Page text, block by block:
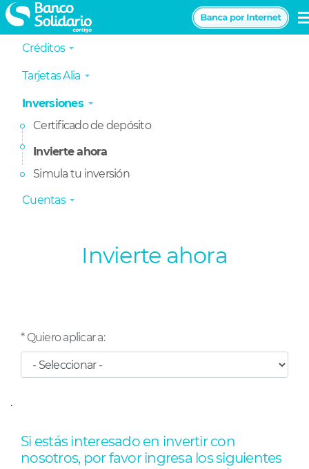
Pasar
al
contenido
Navegación
principal
Créditos
Tarjetas Alia
Inversiones
Certificado de depósito
Invierte ahora
Simula tu inversión
Cuentas
Invierte ahora
* Quiero aplicar a:
.
Si estás interesado en invertir con
nosotros, por favor ingresa los siguientes